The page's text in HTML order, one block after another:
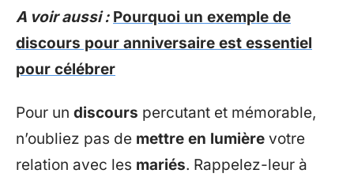
A voir aussi : Pourquoi un exemple de
discours pour anniversaire est essentiel
pour célébrer
Pour un discours percutant et mémorable,
n’oubliez pas de mettre en lumière votre
relation avec les mariés. Rappelez-leur à